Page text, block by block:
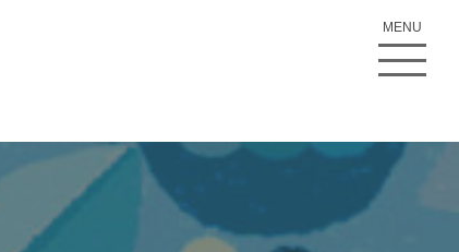
MENU